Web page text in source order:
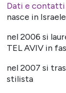
Dati e contatti
nasce in
nel 2006 si
TEL AVIV in
nel 2007 si
stilista